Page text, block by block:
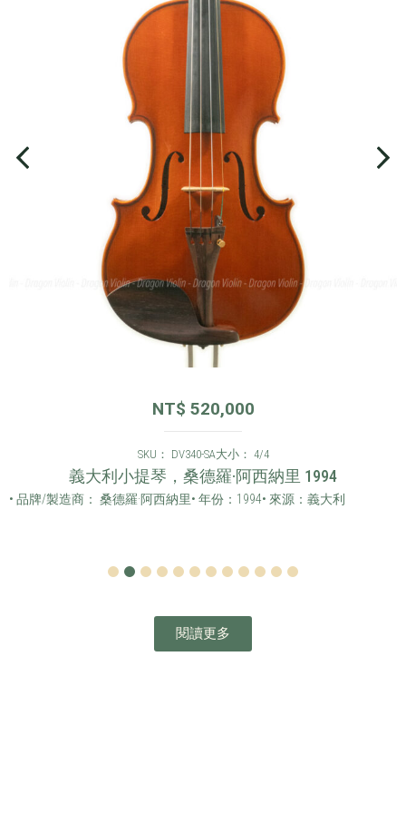
NT$ 520,000
SKU： DV340-SA大小： 4/4
義大利小提琴，桑德羅·阿西納里 1994
• 品牌/製造商： 桑德羅·阿西納里• 年份：1994• 來源：義大利
4 5 6 7 8 9 101112
閱讀更多